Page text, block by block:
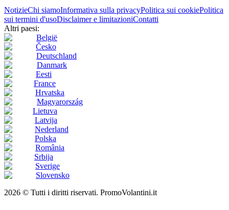
NotizieChi siamoInformativa sulla privacyPolitica sui cookiePolitica
sui termini d'usoDisclaimer e limitazioniContatti
Altri paesi:
België
Česko
Deutschland
Danmark
Eesti
France
Hrvatska
Magyarország
Lietuva
Latvija
Nederland
Polska
România
Srbija
Sverige
Slovensko
2026 © Tutti i diritti riservati. PromoVolantini.it